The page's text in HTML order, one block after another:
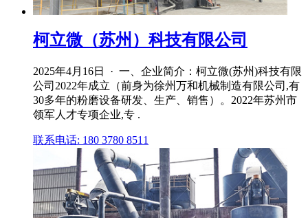
柯立微（苏州）科技有限公司
2025年4月16日 · 一、企业简介：柯立微(苏州)科技有限
公司2022年成立（前身为徐州万和机械制造有限公司,有
30多年的粉磨设备研发、生产、销售）。2022年苏州市
领军人才专项企业,专 .
联系电话: 180 3780 8511